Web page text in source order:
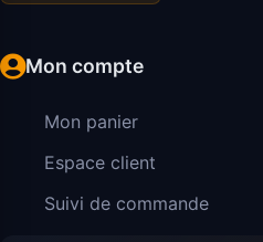
Mon compte
Mon panier
Espace client
Suivi de commande